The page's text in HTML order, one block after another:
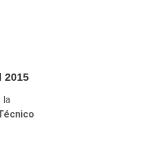
2015
la